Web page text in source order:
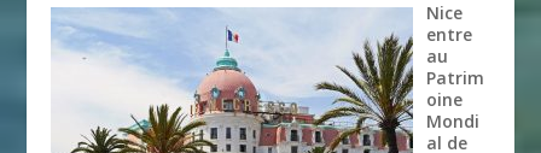
Nice
entre
au
Patrim
oine
Mondi
al de